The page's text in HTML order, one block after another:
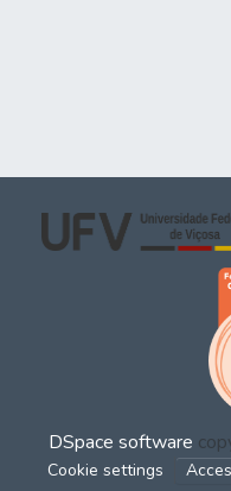
DSpace software
Cookie settings